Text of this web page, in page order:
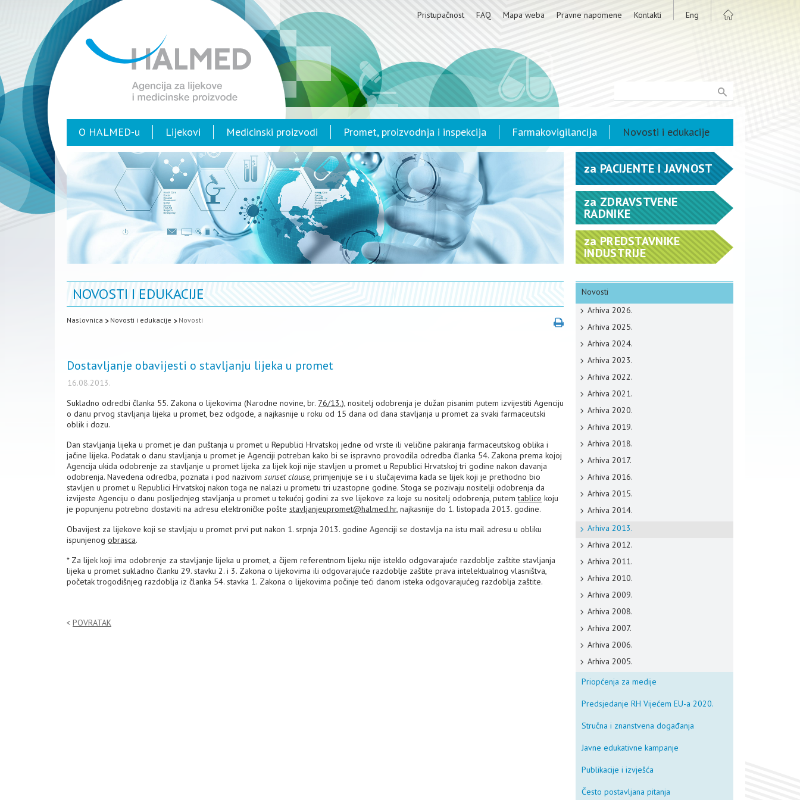
Pristupačnost FAQ Mapa weba Pravne napomene Kontakti Eng
O HALMED-u Lijekovi Medicinski proizvodi Promet, proizvodnja i inspekcija Farmakovigilancija Novosti i edukacije
NOVOSTI I EDUKACIJE
Naslovnica Novosti i edukacije Novosti
Dostavljanje obavijesti o stavljanju lijeka u promet
16.08.2013.
Sukladno odredbi članka 55. Zakona o lijekovima (Narodne novine, br. 76/13.), nositelj odobrenja je dužan pisanim putem izvijestiti Agenciju
o danu prvog stavljanja lijeka u promet, bez odgode, a najkasnije u roku od 15 dana od dana stavljanja u promet za svaki farmaceutski
oblik i dozu.
Dan stavljanja lijeka u promet je dan puštanja u promet u Republici Hrvatskoj jedne od vrste ili veličine pakiranja farmaceutskog oblika i
jačine lijeka. Podatak o danu stavljanja u promet je Agenciji potreban kako bi se ispravno provodila odredba članka 54. Zakona prema kojoj
Agencija ukida odobrenje za stavljanje u promet lijeka za lijek koji nije stavljen u promet u Republici Hrvatskoj tri godine nakon davanja
odobrenja. Navedena odredba, poznata i pod nazivom sunset clause, primjenjuje se i u slučajevima kada se lijek koji je prethodno bio
stavljen u promet u Republici Hrvatskoj nakon toga ne nalazi u prometu tri uzastopne godine. Stoga se pozivaju nositelji odobrenja da
izvijeste Agenciju o danu posljednjeg stavljanja u promet u tekućoj godini za sve lijekove za koje su nositelj odobrenja, putemtablice koju
je popunjenu potrebno dostaviti na adresu elektroničke pošte stavljanjeupromet@halmed.hr, najkasnije do 1. listopada 2013. godine.
Obavijest za lijekove koji se stavljaju u promet prvi put nakon 1. srpnja 2013. godine Agenciji se dostavlja na istu mail adresu u obliku
ispunjenog obrasca.
* Za lijek koji ima odobrenje za stavljanje lijeka u promet, a čijem referentnom lijeku nije isteklo odgovarajuće razdoblje zaštite stavljanja
lijeka u promet sukladno članku 29. stavku 2. i 3. Zakona o lijekovima ili odgovarajuće razdoblje zaštite prava intelektualnog vlasništva,
početak trogodišnjeg razdoblja iz članka 54. stavka 1. Zakona o lijekovima počinje teći danom isteka odgovarajućeg razdoblja zaštite.
POVRATAK
za PACIJENTE I JAVNOST
za ZDRAVSTVENE
RADNIKE
zaPREDSTAVNIKE
INDUSTRIJE
Novosti
Arhiva 2026.
Arhiva 2025.
Arhiva 2024.
Arhiva 2023.
Arhiva 2022.
Arhiva 2021.
Arhiva 2020.
Arhiva 2019.
Arhiva 2018.
Arhiva 2017.
Arhiva 2016.
Arhiva 2015.
Arhiva 2014.
Arhiva 2013.
Arhiva 2012.
Arhiva 2011.
Arhiva 2010.
Arhiva 2009.
Arhiva 2008.
Arhiva 2007.
Arhiva 2006.
Arhiva 2005.
Priopćenja za medije
Predsjedanje RH Vijećem EU-a 2020.
Stručna i znanstvena događanja
Javne edukativne kampanje
Publikacije i izvješća
Često postavljana pitanja